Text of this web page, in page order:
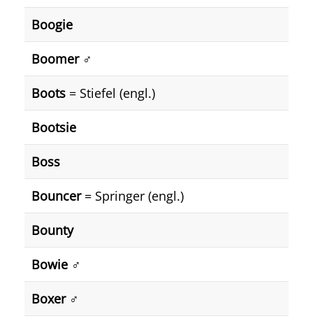
Boogie
Boomer ♂️
Boots = Stiefel (engl.)
Bootsie
Boss
Bouncer= Springer (engl.)
Bounty
Bowie ♂️
Boxer ♂️